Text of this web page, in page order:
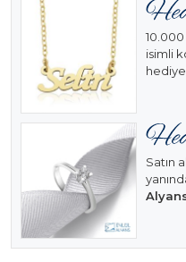
isimli
Satın